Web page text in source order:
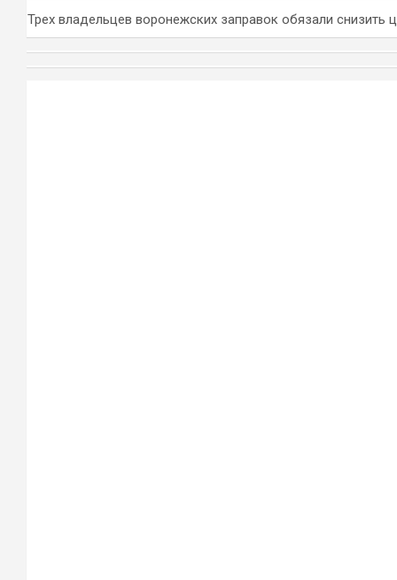
Трех владельцев воронежских заправок обязали снизить